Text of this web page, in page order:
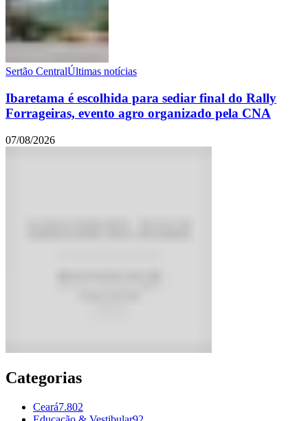
Sertão CentralÚltimas notícias
Ibaretama é escolhida para sediar final do Rally
Forrageiras, evento agro organizado pela CNA
07/08/2026
Categorias
Ceará7.802